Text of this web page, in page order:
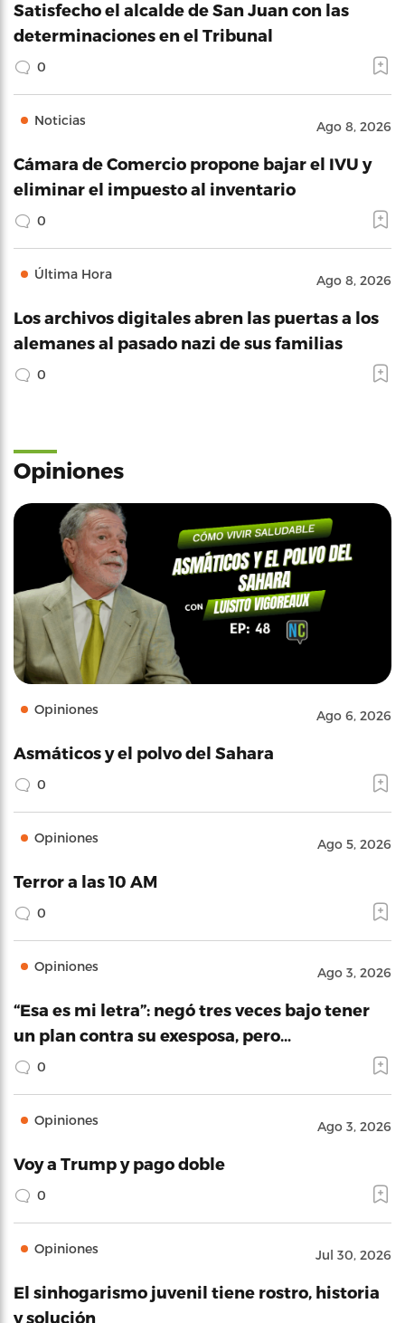
Satisfecho el alcalde de San Juan con las
determinaciones en el Tribunal
0
Noticias Ago 8, 2026
Cámara de Comercio propone bajar el IVU y
eliminar el impuesto al inventario
0
Última Hora Ago 8, 2026
Los archivos digitales abren las puertas a los
alemanes al pasado nazi de sus familias
0
Opiniones
Opiniones Ago 6, 2026
Asmáticos y el polvo del Sahara
0
Opiniones Ago 5, 2026
Terror a las 10 AM
0
Opiniones Ago 3, 2026
“Esa es mi letra”: negó tres veces bajo tener
un plan contra su exesposa, pero…
0
Opiniones Ago 3, 2026
Voy a Trump y pago doble
0
Opiniones Jul 30, 2026
El sinhogarismo juvenil tiene rostro, historia
y solución